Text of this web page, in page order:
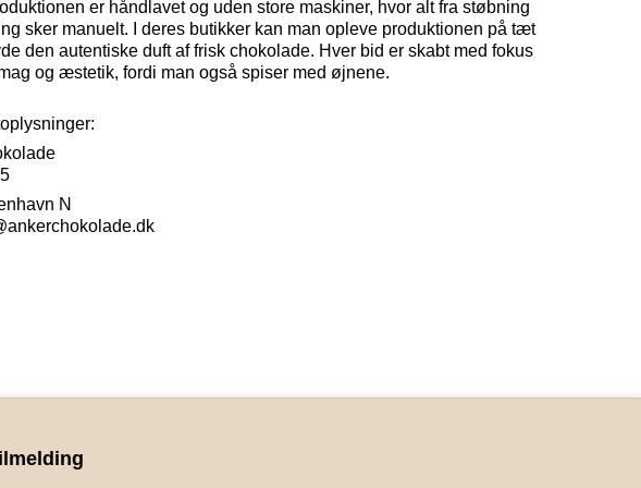
er håndlavet og uden store maskiner, hvor alt fra støbning
sker manuelt. I deres butikker kan man opleve produktionen på tæt
den autentiske duft af frisk chokolade. Hver bid er skabt med fokus
og æstetik, fordi man også spiser med øjnene.
N